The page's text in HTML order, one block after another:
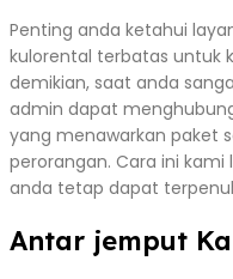
Penting anda ketahui
kulorental terbatas untuk
demikian, saat anda
admin dapat
yang menawarkan paket
perorangan. Cara ini
anda tetap dapat
Antar jemput